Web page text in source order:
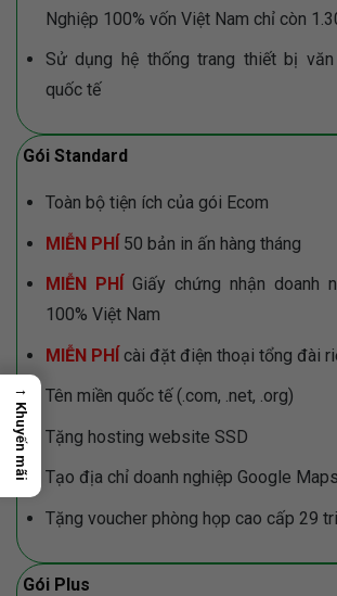
Nghiệp 100% vốn Việt Nam chỉ còn
Sử dụng hệ thống trang thiết bị văn
quốc tế
Gói Standard
Toàn bộ tiện ích của gói Ecom
MIỄN PHÍ 50 bản in ấn hàng tháng
MIỄN PHÍ Giấy chứng nhận doanh
100% Việt Nam
MIỄN PHÍ cài đặt điện thoại tổng đài
Tên miền quốc tế (.com, .net, .org)
Tặng hosting website SSD
Tạo địa chỉ doanh nghiệp Google Maps
Tặng voucher phòng họp cao cấp 29
Gói Plus
→
Khuyến mãi